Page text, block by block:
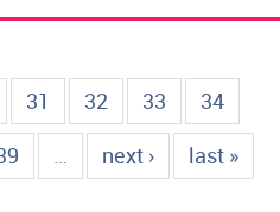
31 32 33
34
… next › last »